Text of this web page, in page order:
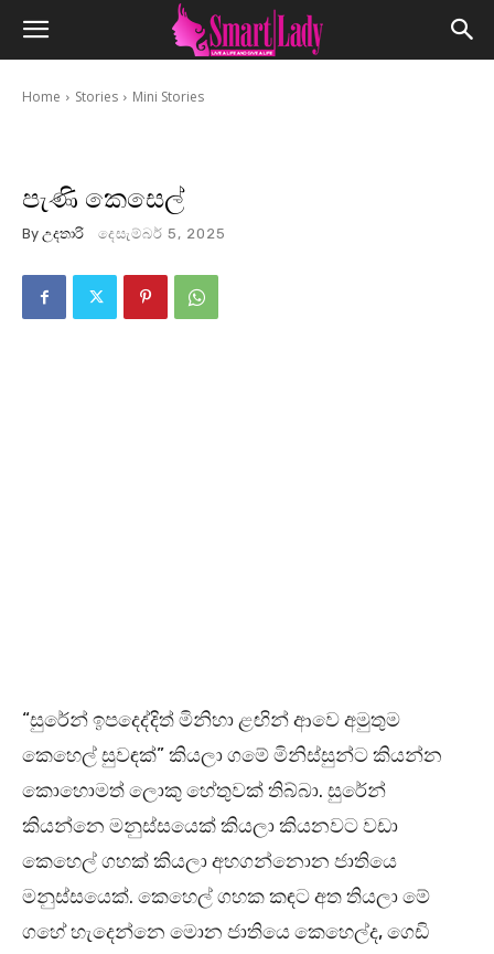
Home Stories Mini Stories
පැණි කෙසෙල්
By උදතාරි දෙසැම්බර් 5, 2025
“සුරේන් ඉපදෙද්දිත් මිනිහා ළඟින් ආවෙ අමුතුම
කෙහෙල් සුවඳක්” කියලා ගමේ මිනිස්සුන්ට කියන්න
කොහොමත් ලොකු හේතුවක් තිබ්බා. සුරේන්
කියන්නෙ මනුස්සයෙක් කියලා කියනවට වඩා
කෙහෙල් ගහක් කියලා අහගන්නොන ජාතියෙ
මනුස්සයෙක්. කෙහෙල් ගහක කඳට අත තියලා මේ
ගහේ හැදෙන්නෙ මොන ජාතියෙ කෙහෙල්ද, ගෙඩි